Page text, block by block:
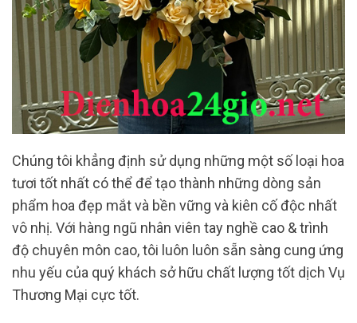
Chúng tôi khẳng định sử dụng những một số loại hoa
tươi tốt nhất có thể để tạo thành những dòng sản
phẩm hoa đẹp mắt và bền vững và kiên cố độc nhất
vô nhị. Với hàng ngũ nhân viên tay nghề cao & trình
độ chuyên môn cao, tôi luôn luôn sẵn sàng cung ứng
nhu yếu của quý khách sở hữu chất lượng tốt dịch Vụ
Thương Mại cực tốt.